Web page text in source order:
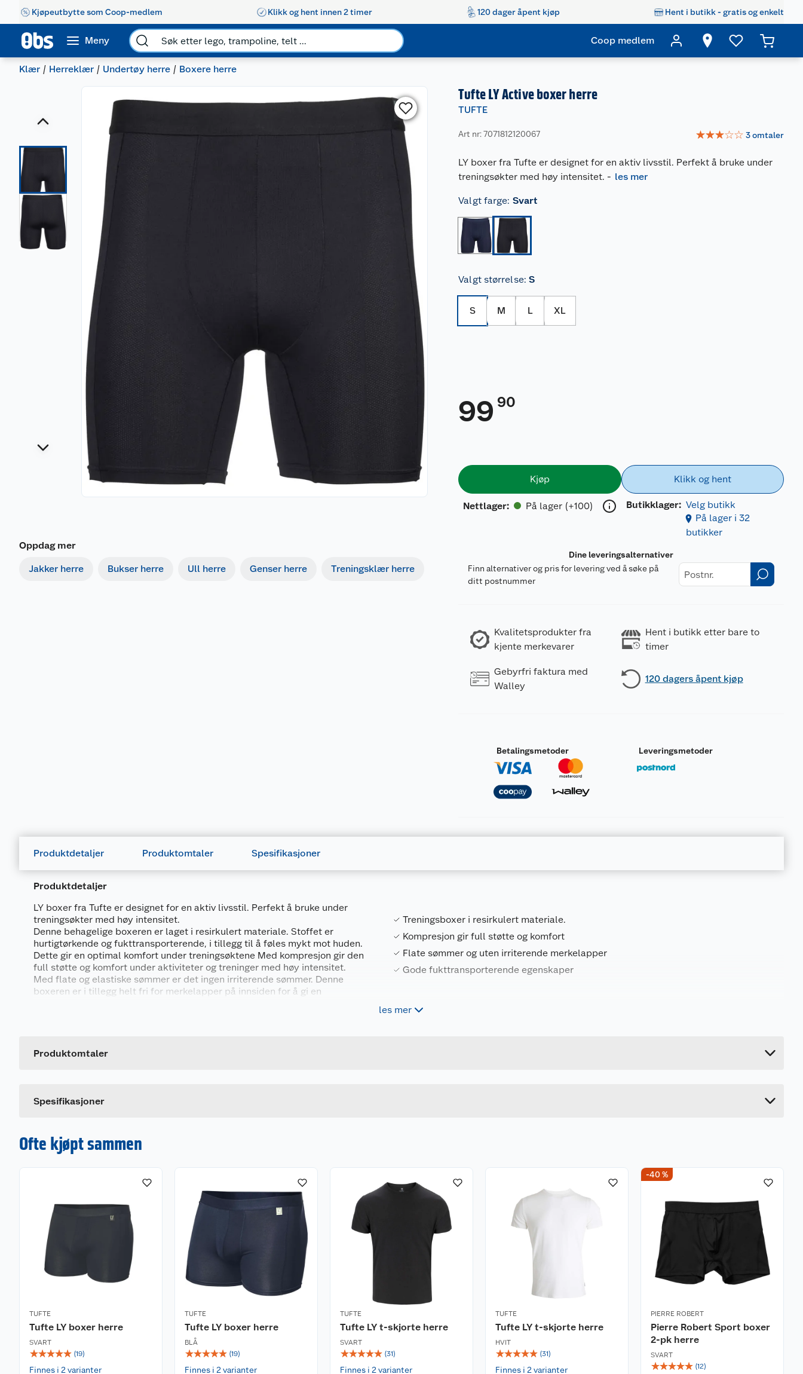
Kjøpeutbytte som Coop-medlem Klikk og hent innen 2 timer 120 dager åpent kjøp Hent i butikk - gratis og enkelt
Meny Coop medlem
Klær Herreklær Undertøy herre Boxere herre
Oppdag mer
Jakker herre Bukser herre Ull herre Genser herre Treningsklær herre
Tufte LY Active boxer herre
TUFTE
Art nr: 7071812120067 ☆☆☆☆☆ 3omtaler
LY boxer fra Tufte er designet for en aktiv livsstil. Perfekt å bruke under
treningsøkter med høy intensitet. - les mer
Valgt farge: Svart
Valgt størrelse: S
S M L XL
99 90
Kjøp
Nettlager: På lager (+100)
Klikk og hent
Butikklager: Velg butikk
På lager i 32
butikker
Dine leveringsalternativer
Finn alternativer og pris for levering ved å søke på
ditt postnummer
Kvalitetsprodukter fra
kjente merkevarer
Hent i butikk etter bare to
timer
Gebyrfri faktura med
Walley
120 dagers åpent kjøp
Betalingsmetoder Leveringsmetoder
Produktdetaljer Produktomtaler Spesifikasjoner
Produktdetaljer
LY boxer fra Tufte er designet for en aktiv livsstil. Perfekt å bruke under
treningsøkter med høy intensitet.
Denne behagelige boxeren er laget i resirkulert materiale. Stoffet er
hurtigtørkende og fukttransporterende, i tillegg til å føles mykt mot huden.
Dette gir en optimal komfort under treningsøktene Med kompresjon gir den
full støtte og komfort under aktiviteter og treninger med høy intensitet.
Med flate og elastiske sømmer er det ingen irriterende sømmer. Denne
boxeren er i tillegg helt fri for merkelapper på innsiden for å gi en
Materiale:
Maskinvaskes på 60 grader. Det anbefales å unngå tørketrommel og heller
Miljø og bærekraft:
Dette produktet er fremstilt av 90% resirkulert polyester.
Treningsboxer i resirkulert materiale.
Kompresjon gir full støtte og komfort
Flate sømmer og uten irriterende merkelapper
Gode fukttransporterende egenskaper
les mer
Produktomtaler
Spesifikasjoner
Leverandørens artikkelnummer
Forpakningsmål
Ofte kjøpt sammen
TUFTE
Tufte LY boxer herre
SVART
☆☆☆☆☆ (19)
Finnes i 2 varianter
TUFTE
Tufte LY boxer herre
BLÅ
☆☆☆☆☆ (19)
Finnes i 2 varianter
TUFTE
Tufte LY t-skjorte herre
SVART
☆☆☆☆☆ (31)
Finnes i 2 varianter
TUFTE
Tufte LY t-skjorte herre
HVIT
☆☆☆☆☆ (31)
Finnes i 2 varianter
-40 %
PIERRE ROBERT
Pierre Robert Sport boxer
2-pk herre
SVART
☆☆☆☆☆ (12)